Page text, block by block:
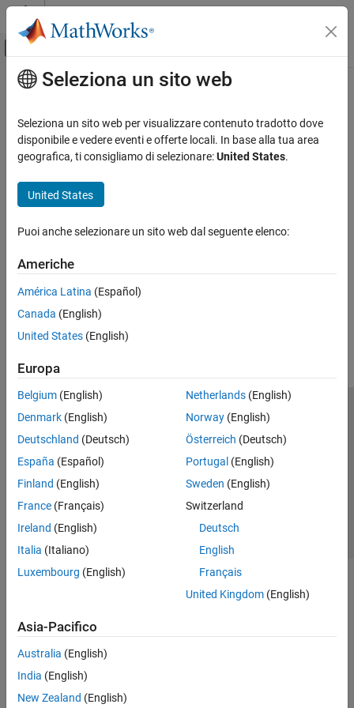
Vai al contenuto
Attiva/disattiva menu di navigazione
Pagina iniziale della documentazione
Contenuto principale
Seleziona un sito web
Seleziona un sito web per visualizzare contenuto tradotto dove
disponibile e vedere eventi e offerte locali. In base alla tua area
geografica, ti consigliamo di selezionare:United States.
United States
Puoi anche selezionare un sito web dal seguente elenco:
Americhe
América Latina (Español)
Canada (English)
United States (English)
Europa
Belgium (English)
Denmark (English)
Deutschland (Deutsch)
España (Español)
Finland (English)
France (Français)
Ireland (English)
Italia (Italiano)
Luxembourg (English)
Netherlands(English)
Norway(English)
Österreich (Deutsch)
Portugal (English)
Sweden (English)
Switzerland
Deutsch
English
Français
United Kingdom(English)
Asia-Pacifico
Australia (English)
India (English)
New Zealand (English)
Centro di fiducia
Informativa sulla privacy
Antipirateria
Stato dell'applicazione
Contatti
© 1994-2026 The MathWorks, Inc.